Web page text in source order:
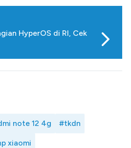
HyperOS di RI, Cek
note 12 4g #tkdn
xiaomi